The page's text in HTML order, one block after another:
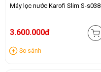
Máy lọc nước Karofi Slim S-s038
3.600.000đ
So sánh